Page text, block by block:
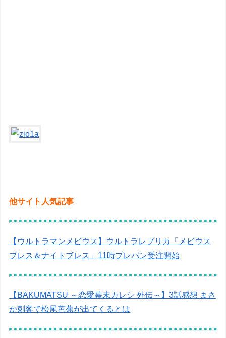
他サイト人気記事
【ウルトラマンメビウス】ウルトラレプリカ「メビウス
ブレス＆ナイトブレス」11時プレバン受注開始
【BAKUMATSU ～恋愛幕末カレシ 外伝～】3話感想 まさ
か刺客で松尾芭蕉が出てくるとは